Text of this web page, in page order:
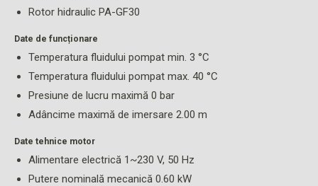
Rotor hidraulic PA-GF30
Date de funcționare
Temperatura fluidului pompat min. 3 °C
Temperatura fluidului pompat max. 40 °C
Presiune de lucru maximă 0 bar
Adâncime maximă de imersare 2.00 m
Date tehnice motor
Alimentare electrică 1~230 V, 50 Hz
Putere nominală mecanică 0.60 kW